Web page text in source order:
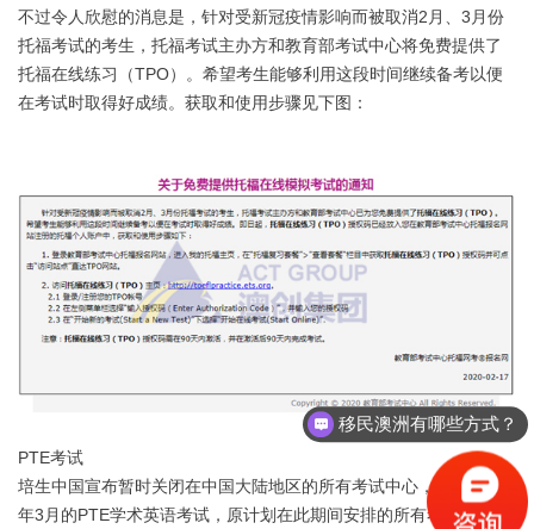
不过令人欣慰的消息是，针对受新冠疫情影响而被取消2月、3月份
托福考试的考生，托福考试主办方和教育部考试中心将免费提供了
托福在线练习（TPO）。希望考生能够利用这段时间继续备考以便
在考试时取得好成绩。获取和使用步骤见下图：
PTE考试
培生中国宣布暂时关闭在中国大陆地区的所有考试中心，取消2020
年3月的PTE学术英语考试，原计划在此期间安排的所有考试将自动
移民澳洲有哪些方式？